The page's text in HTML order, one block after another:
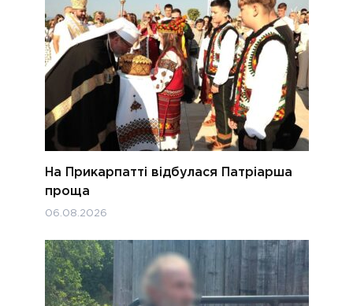
На Прикарпатті відбулася Патріарша
проща
06.08.2026